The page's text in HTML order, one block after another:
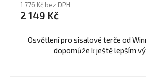
produktu
je
1 776 Kč bez DPH
2 149 Kč
Osvětlení pro sisalové terče od
dopomůže k ještě lepším